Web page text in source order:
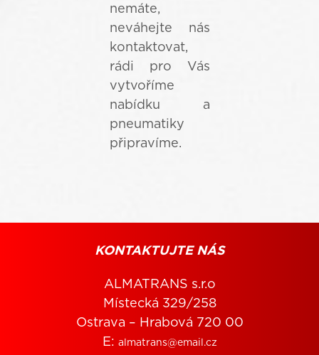
nemáte,
neváhejte nás
kontaktovat,
rádi pro Vás
vytvoříme
nabídku a
pneumatiky
připravíme.
KONTAKTUJTE NÁS
ALMATRANS s.r.o
Místecká 329/258
Ostrava – Hrabová 720 00
E: almatrans@email.cz